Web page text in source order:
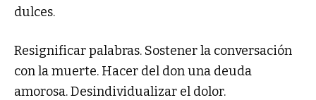
dulces.
Resignificar palabras. Sostener la conversación
con la muerte. Hacer del don una deuda
amorosa. Desindividualizar el dolor.